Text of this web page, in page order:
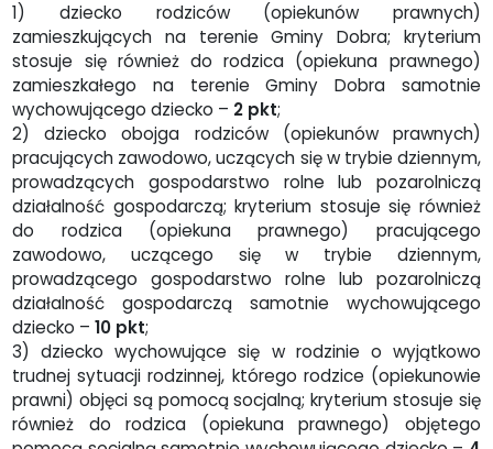
1) dziecko rodziców (opiekunów prawnych)
zamieszkujących na terenie Gminy Dobra; kryterium
stosuje się również do rodzica (opiekuna prawnego)
zamieszkałego na terenie Gminy Dobra samotnie
wychowującego dziecko – 2 pkt;
2) dziecko obojga rodziców (opiekunów prawnych)
pracujących zawodowo, uczących się w trybie dziennym,
prowadzących gospodarstwo rolne lub pozarolniczą
działalność gospodarczą; kryterium stosuje się również
do rodzica (opiekuna prawnego) pracującego
zawodowo, uczącego się w trybie dziennym,
prowadzącego gospodarstwo rolne lub pozarolniczą
działalność gospodarczą samotnie wychowującego
dziecko –10 pkt;
3) dziecko wychowujące się w rodzinie o wyjątkowo
trudnej sytuacji rodzinnej, którego rodzice (opiekunowie
prawni) objęci są pomocą socjalną; kryterium stosuje się
również do rodzica (opiekuna prawnego) objętego